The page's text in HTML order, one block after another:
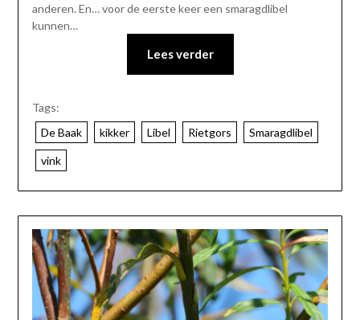
anderen. En… voor de eerste keer een smaragdlibel
kunnen…
Lees verder
Tags:
De Baak
kikker Libel Rietgors Smaragdlibel
vink